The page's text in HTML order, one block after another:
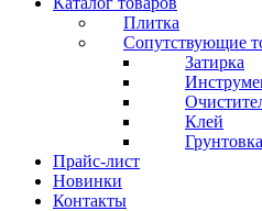
Плитка
Сопутствующие
Затирка
Клей
Грунтовка
Прайс-лист
Новинки
Контакты